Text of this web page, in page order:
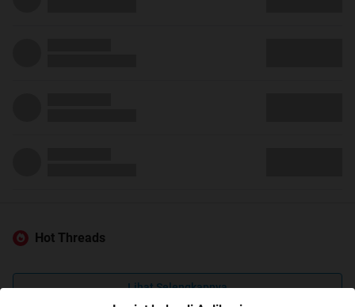
Hot Threads
Lihat Selengkapnya